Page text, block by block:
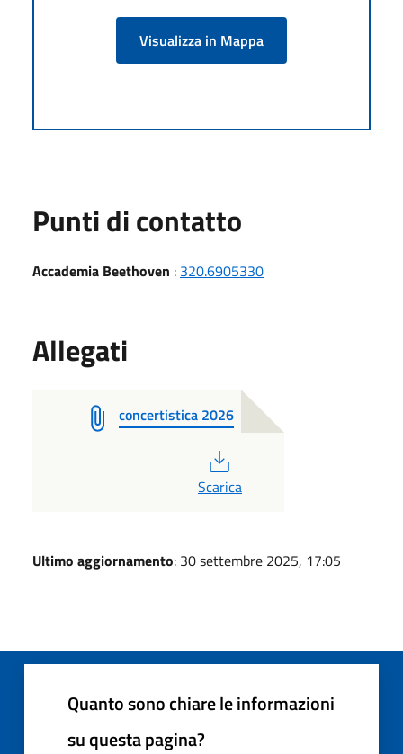
Visualizza in Mappa
Punti di contatto
Accademia Beethoven : 320.6905330
Allegati
concertistica 2026
Scarica
Ultimo aggiornamento: 30 settembre 2025, 17:05
Quanto sono chiare le informazioni
su questa pagina?